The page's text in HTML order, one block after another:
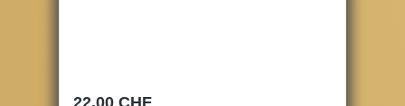
Regulärer Preis: